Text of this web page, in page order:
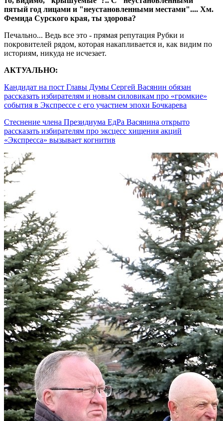
пятый год лицами и "неустановленными местами".... Хм.
Фемида Сурского края, ты здорова?
Печально... Ведь все это - прямая репутация Рубки и
покровителей рядом, которая накапливается и, как видим по
историям, никуда не исчезает.
АКТУАЛЬНО:
Кандидат на пост Главы Думы Сергей Васянин обязан
рассказать избирателям и новым силовикам про «громкие»
события в Экспрессе с его участием эпохи Бочкарева
Стеснение члена Президиума ЕдРа Васянина открыто
рассказать избирателям про эксцесс хищения акций
«Экспресса» вызывает когнитив